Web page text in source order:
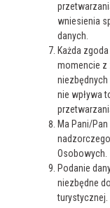
wniesienia
danych.
Każda
momencie z
nie wpływa
Ma Pani/
Osobowych.
Podanie
niezbędne
turystycznej.